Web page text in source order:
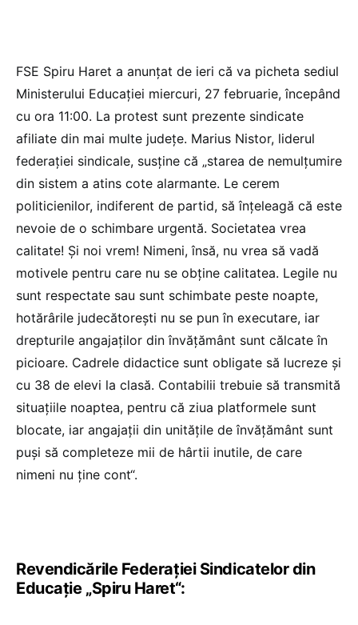
FSE Spiru Haret a anunțat de ieri că va picheta sediul
Ministerului Educației miercuri, 27 februarie, începând
cu ora 11:00. La protest sunt prezente sindicate
afiliate din mai multe județe. Marius Nistor, liderul
federației sindicale, susține că „starea de nemulțumire
din sistem a atins cote alarmante. Le cerem
politicienilor, indiferent de partid, să înțeleagă că este
nevoie de o schimbare urgentă. Societatea vrea
calitate! Și noi vrem! Nimeni, însă, nu vrea să vadă
motivele pentru care nu se obține calitatea. Legile nu
sunt respectate sau sunt schimbate peste noapte,
hotărârile judecătorești nu se pun în executare, iar
drepturile angajaților din învățământ sunt călcate în
picioare. Cadrele didactice sunt obligate să lucreze și
cu 38 de elevi la clasă. Contabilii trebuie să transmită
situațiile noaptea, pentru că ziua platformele sunt
blocate, iar angajații din unitățile de învățământ sunt
puși să completeze mii de hârtii inutile, de care
nimeni nu ține cont“.
Revendicările Federației Sindicatelor din
Educație „Spiru Haret“: